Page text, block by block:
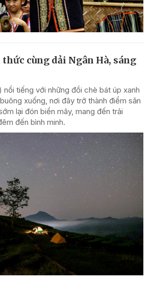
cùng dải Ngân Hà, sáng
tiếng với những đồi chè bát úp xanh
xuống, nơi đây trở thành điểm săn
lại đón biển mây, mang đến trải
đến bình minh.